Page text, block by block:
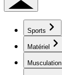
Sports
Matériel
Musculation